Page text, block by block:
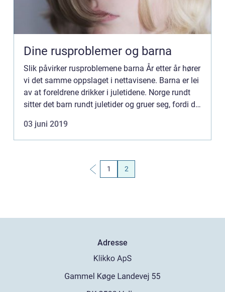
Dine rusproblemer og barna
Slik påvirker rusproblemene barna År etter år hører
vi det samme oppslaget i nettavisene. Barna er lei
av at foreldrene drikker i juletidene. Norge rundt
sitter det barn rundt juletider og gruer seg, fordi de
03 juni 2019
1 2
Adresse